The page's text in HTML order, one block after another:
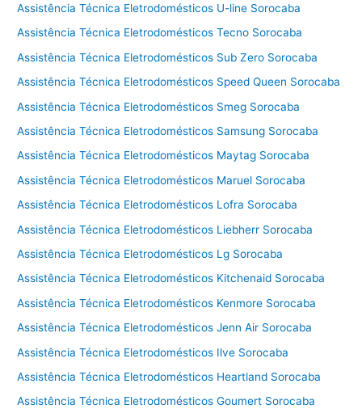
Assistência Técnica Eletrodomésticos U-line Sorocaba
Assistência Técnica Eletrodomésticos Tecno Sorocaba
Assistência Técnica Eletrodomésticos Sub Zero Sorocaba
Assistência Técnica Eletrodomésticos Speed Queen Sorocaba
Assistência Técnica Eletrodomésticos Smeg Sorocaba
Assistência Técnica Eletrodomésticos Samsung Sorocaba
Assistência Técnica Eletrodomésticos Maytag Sorocaba
Assistência Técnica Eletrodomésticos Maruel Sorocaba
Assistência Técnica Eletrodomésticos Lofra Sorocaba
Assistência Técnica Eletrodomésticos Liebherr Sorocaba
Assistência Técnica Eletrodomésticos Lg Sorocaba
Assistência Técnica Eletrodomésticos Kitchenaid Sorocaba
Assistência Técnica Eletrodomésticos Kenmore Sorocaba
Assistência Técnica Eletrodomésticos Jenn Air Sorocaba
Assistência Técnica Eletrodomésticos Ilve Sorocaba
Assistência Técnica Eletrodomésticos Heartland Sorocaba
Assistência Técnica Eletrodomésticos Goumert Sorocaba